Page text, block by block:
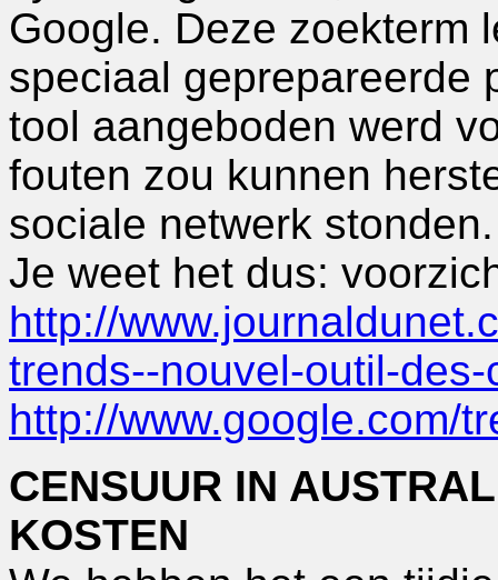
Google. Deze zoekterm
speciaal geprepareerde
tool aangeboden werd
fouten zou kunnen
sociale netwerk stonden.
Je weet het dus:
http://
trends--nouvel-outil-
http://www.google.com/
CENSUUR IN
KOSTEN